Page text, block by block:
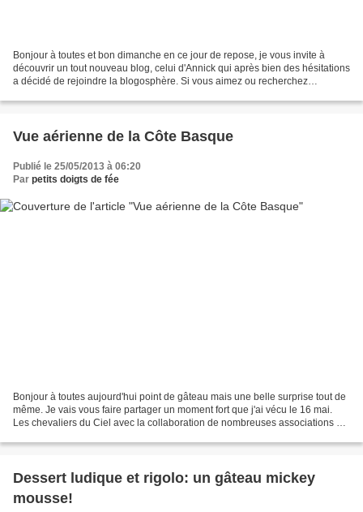
Bonjour à toutes et bon dimanche en ce jour de repose, je vous invite à
découvrir un tout nouveau blog, celui d'Annick qui après bien des hésitations
a décidé de rejoindre la blogosphère. Si vous aimez ou recherchez
Vue aérienne de la Côte Basque
Publié le 25/05/2013 à 06:20
Par petits doigts de fée
Bonjour à toutes aujourd'hui point de gâteau mais une belle surprise tout de
même. Je vais vous faire partager un moment fort que j'ai vécu le 16 mai.
Les chevaliers du Ciel avec la collaboration de nombreuses associations ont
Dessert ludique et rigolo: un gâteau mickey
mousse!